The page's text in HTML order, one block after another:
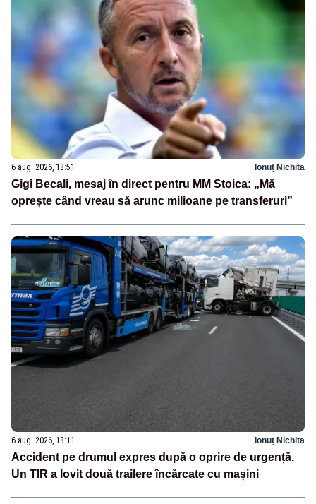
6 aug. 2026, 18:51 Ionuț Nichita
Gigi Becali, mesaj în direct pentru MM Stoica: „Mă
oprește când vreau să arunc milioane pe transferuri”
6 aug. 2026, 18:11 Ionuț Nichita
Accident pe drumul expres după o oprire de urgență.
Un TIR a lovit două trailere încărcate cu mașini